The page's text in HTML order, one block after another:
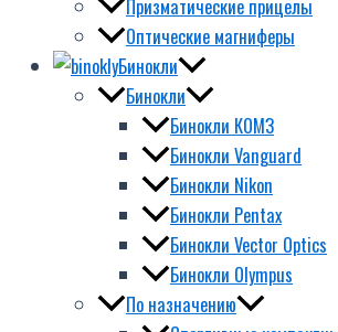
Призматические прицелы
Оптические магниферы
Бинокли
Бинокли
Бинокли КОМЗ
Бинокли Vanguard
Бинокли Nikon
Бинокли Pentax
Бинокли Vector Optics
Бинокли Olympus
По назначению